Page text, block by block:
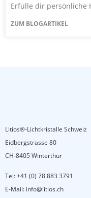
Erfülle dir persönliche
ZUM BLOGARTIKEL
Litios®-Lichtkristalle Schweiz
Eidbergstrasse 80
CH-8405 Winterthur
Tel:+41 (0) 78 883 3791
E-Mail: info@litios.ch